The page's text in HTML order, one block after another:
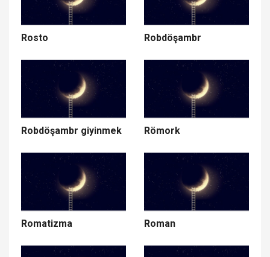
Rosto Robdöşambr
Robdöşambr giyinmek Römork
Romatizma Roman